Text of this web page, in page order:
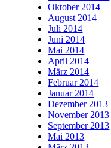
Oktober 2014
August 2014
Juli 2014
Juni 2014
Mai 2014
April 2014
März 2014
Februar 2014
Januar 2014
Dezember 2013
November 2013
September 2013
Mai 2013